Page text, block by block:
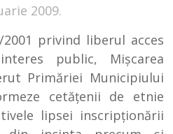
2009.
privind liberul acces
public, Mişcarea
Primăriei Municipiului
cetăţenii de etnie
lipsei inscripţionării